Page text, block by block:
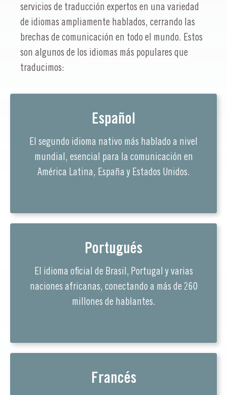
servicios de traducción expertos en una variedad
de idiomas ampliamente hablados, cerrando las
brechas de comunicación en todo el mundo. Estos
son algunos de los idiomas más populares que
traducimos:
Español
El segundo idioma nativo más hablado a nivel
mundial, esencial para la comunicación en
América Latina, España y Estados Unidos.
Portugués
El idioma oficial de Brasil, Portugal y varias
naciones africanas, conectando a más de 260
millones de hablantes.
Francés